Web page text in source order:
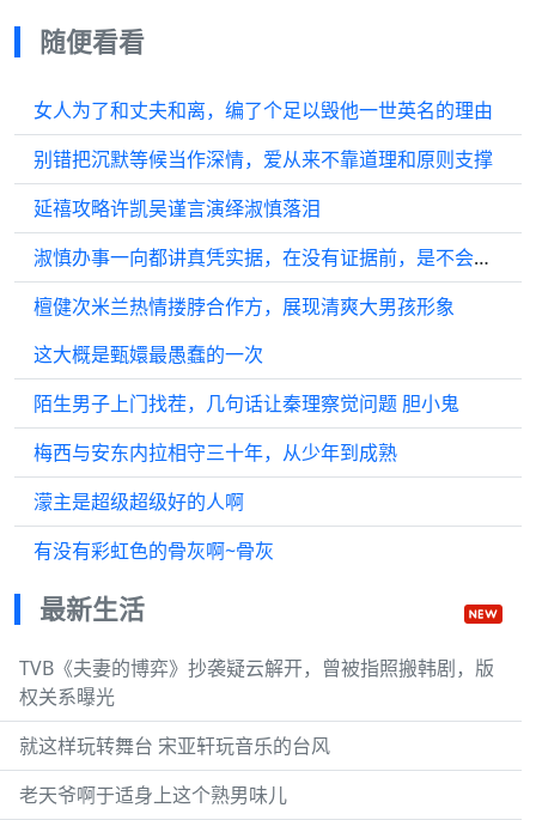
随便看看
女人为了和丈夫和离，编了个足以毁他一世英名的理由
别错把沉默等候当作深情，爱从来不靠道理和原则支撑
延禧攻略许凯吴谨言演绎淑慎落泪
淑慎办事一向都讲真凭实据，在没有证据前，是不会给后宫嫔妃随意定罪！
檀健次米兰热情搂脖合作方，展现清爽大男孩形象
这大概是甄嬛最愚蠢的一次
陌生男子上门找茬，几句话让秦理察觉问题 胆小鬼
梅西与安东内拉相守三十年，从少年到成熟
濛主是超级超级好的人啊
有没有彩虹色的骨灰啊~骨灰
最新生活
TVB《夫妻的博弈》抄袭疑云解开，曾被指照搬韩剧，版
权关系曝光
就这样玩转舞台 宋亚轩玩音乐的台风
老天爷啊于适身上这个熟男味儿